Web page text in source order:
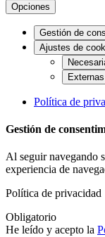
Opciones
Gestión de
Ajustes de
Externas
Política de
Gestión de
Al seguir navegando
experiencia de
Política de privacidad
Obligatorio
He leído y acepto la